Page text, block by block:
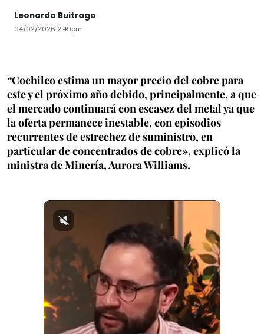
Leonardo Buitrago
04/02/2026 2:49pm
“Cochilco estima un mayor precio del cobre para
este y el próximo año debido, principalmente, a que
el mercado continuará con escasez del metal ya que
la oferta permanece inestable, con episodios
recurrentes de estrechez de suministro, en
particular de concentrados de cobre», explicó la
ministra de Minería, Aurora Williams.